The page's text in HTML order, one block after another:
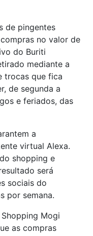
de pingentes
no valor de
do Buriti
mediante a
trocas que fica
de segunda a
e feriados, das
a
virtual Alexa.
shopping e
será
sociais do
por semana.
Mogi
as compras